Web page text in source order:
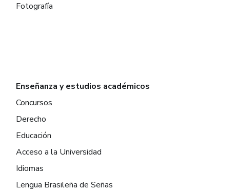
Fotografía
Enseñanza y estudios académicos
Concursos
Derecho
Educación
Acceso a la Universidad
Idiomas
Lengua Brasileña de Señas